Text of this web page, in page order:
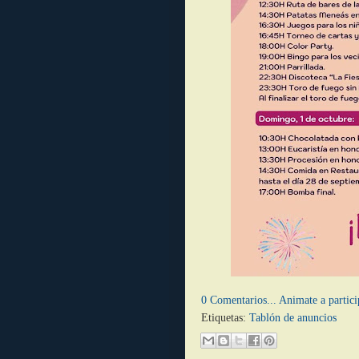
0 Comentarios... Animate a
Etiquetas: Tablón de anuncios